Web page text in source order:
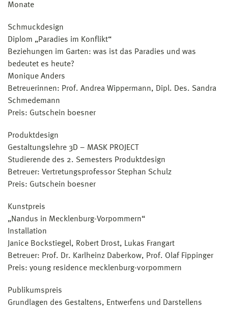
Monate
Schmuckdesign
Diplom „Paradies im Konflikt“
Beziehungen im Garten: was ist das Paradies und was
bedeutet es heute?
Monique Anders
Betreuerinnen: Prof. Andrea Wippermann, Dipl. Des. Sandra
Schmedemann
Preis: Gutschein boesner
Produktdesign
Gestaltungslehre 3D – MASK PROJECT
Studierende des 2. Semesters Produktdesign
Betreuer: Vertretungsprofessor Stephan Schulz
Preis: Gutschein boesner
Kunstpreis
„Nandus in Mecklenburg-Vorpommern“
Installation
Janice Bockstiegel, Robert Drost, Lukas Frangart
Betreuer: Prof. Dr. Karlheinz Daberkow, Prof. Olaf Fippinger
Preis: young residence mecklenburg-vorpommern
Publikumspreis
Grundlagen des Gestaltens, Entwerfens und Darstellens